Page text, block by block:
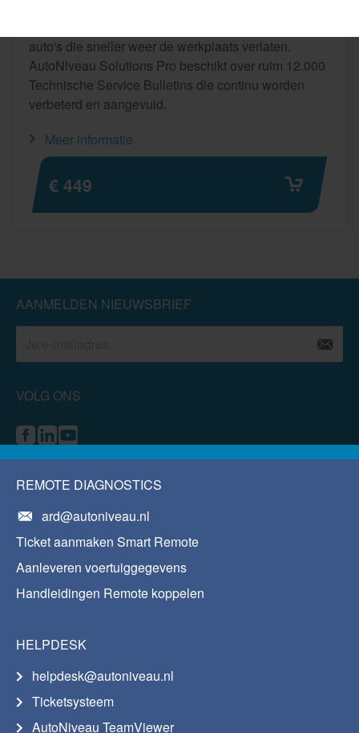
auto's die sneller weer de werkplaats verlaten.
AutoNiveau Solutions Pro beschikt over ruim 12.000
Technische Service Bulletins die continu worden
verbeterd en aangevuld.
Meer informatie
€ 449
AANMELDEN NIEUWSBRIEF
VOLG ONS
REMOTE DIAGNOSTICS
ard@autoniveau.nl
Ticket aanmaken Smart Remote
Aanleveren voertuiggegevens
Handleidingen Remote koppelen
HELPDESK
helpdesk@autoniveau.nl
Ticketsysteem
AutoNiveau TeamViewer